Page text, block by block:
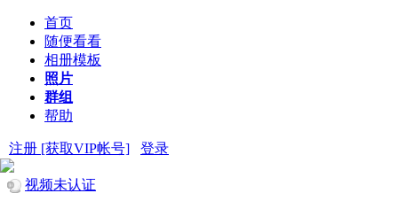
首页
随便看看
相册模板
照片
群组
帮助
注册 [获取VIP帐号] 登录
视频未认证